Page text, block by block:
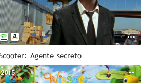
Agente secreto
--
2015